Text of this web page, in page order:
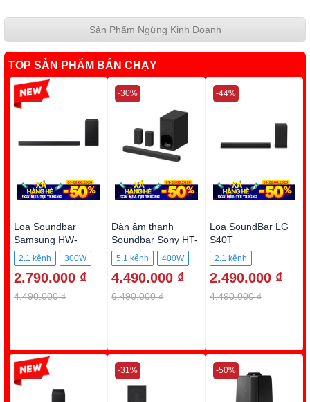
Sản Phẩm Ngừng Kinh Doanh
TOP SẢN PHẨM BÁN CHẠY
Loa Soundbar
Samsung HW-
B450F
2.1 kênh 300W
2.790.000 ₫
4.490.000 ₫
-37%
Dàn âm thanh
Soundbar Sony HT-
S20R
5.1 kênh 400W
4.490.000 ₫
6.490.000 ₫
-30%
Loa SoundBar LG
S40T
2.1 kênh
2.490.000 ₫
4.490.000 ₫
-44%
-46% -31% -50%